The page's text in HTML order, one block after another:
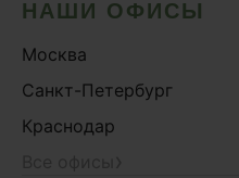
НАШИ ОФИСЫ
Москва
Санкт-Петербург
Краснодар